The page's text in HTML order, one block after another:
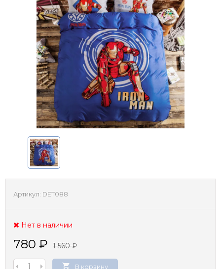
Артикул: DET088
Нет в наличии
780 ₽ 1 560₽
В корзину